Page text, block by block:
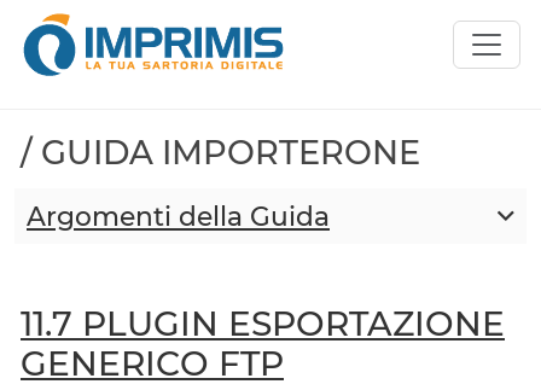
/ GUIDA IMPORTERONE
Argomenti della Guida
11.7 PLUGIN ESPORTAZIONE
GENERICO FTP